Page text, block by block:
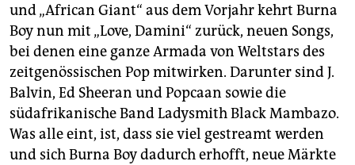
abo
genossenschaft
epaper login
und „African Giant“ aus dem Vorjahr kehrt Burna
Boy nun mit „Love, Damini“ zurück, neuen Songs,
bei denen eine ganze Armada von Weltstars des
zeitgenössischen Pop mitwirken. Darunter sind J.
Balvin, Ed Sheeran und Popcaan sowie die
südafrikanische Band Ladysmith Black Mambazo.
Was alle eint, ist, dass sie viel gestreamt werden
und sich Burna Boy dadurch erhofft, neue Märkte